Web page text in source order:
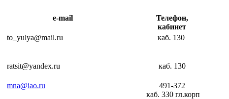
e-mail
Телефон,
кабинет
to_yulуa@mail.ru каб. 130
ratsit@yandex.ru каб. 130
mna@iao.ru
491-372
каб. 330 гл.корп